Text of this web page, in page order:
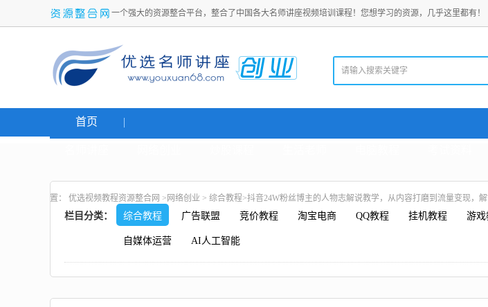
一个强大的资源整合平台，整合了中国各大名师讲座视频培训课程！您想学习的资源，几乎这里都有！
首页
置： 优选视频教程资源整合网 > 网络创业 > 综合教程>抖音24W粉丝博主的人物志解说教学，从内容打磨到流量变现，
栏目分类： 综合教程 广告联盟 竞价教程 淘宝电商 QQ教程 挂机教程 游戏
自媒体运营 AI人工智能